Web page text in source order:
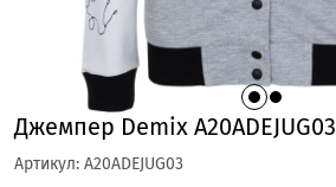
Джемпер Demix A20ADEJUG03
Артикул: A20ADEJUG03